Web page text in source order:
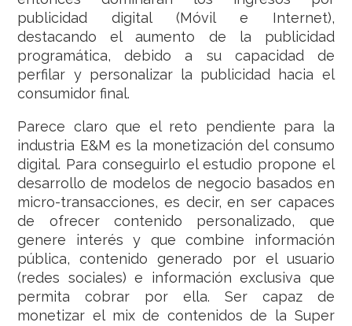
publicidad digital (Móvil e Internet),
destacando el aumento de la publicidad
programática, debido a su capacidad de
perfilar y personalizar la publicidad hacia el
consumidor final.
Parece claro que el reto pendiente para la
industria E&M es la monetización del consumo
digital. Para conseguirlo el estudio propone el
desarrollo de modelos de negocio basados en
micro-transacciones, es decir, en ser capaces
de ofrecer contenido personalizado, que
genere interés y que combine información
pública, contenido generado por el usuario
(redes sociales) e información exclusiva que
permita cobrar por ella. Ser capaz de
monetizar el mix de contenidos de la Super